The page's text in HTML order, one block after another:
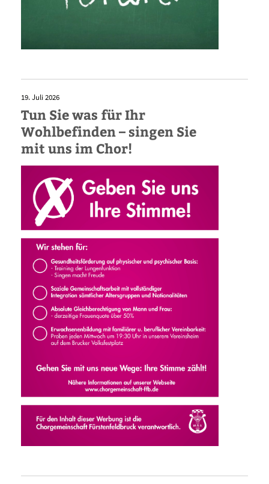
19. Juli 2026
Tun Sie was für Ihr
Wohlbefinden – singen Sie
mit uns im Chor!